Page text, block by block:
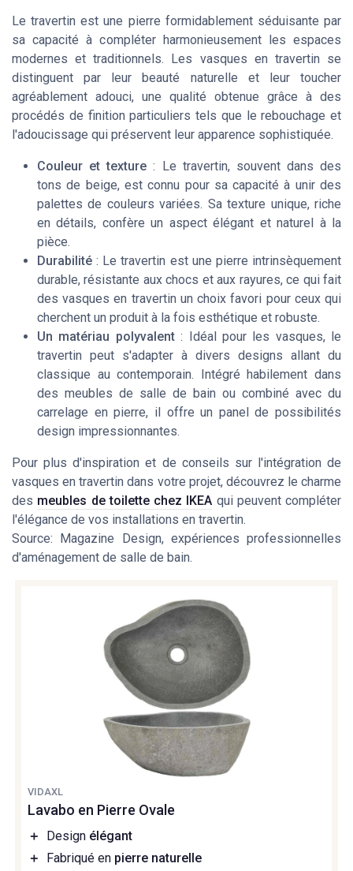
Le travertin est une pierre formidablement séduisante par
sa capacité à compléter harmonieusement les espaces
modernes et traditionnels. Les vasques en travertin se
distinguent par leur beauté naturelle et leur toucher
agréablement adouci, une qualité obtenue grâce à des
procédés de finition particuliers tels que le rebouchage et
l'adoucissage qui préservent leur apparence sophistiquée.
Couleur et texture : Le travertin, souvent dans des
tons de beige, est connu pour sa capacité à unir des
palettes de couleurs variées. Sa texture unique, riche
en détails, confère un aspect élégant et naturel à la
pièce.
Durabilité : Le travertin est une pierre intrinsèquement
durable, résistante aux chocs et aux rayures, ce qui fait
des vasques en travertin un choix favori pour ceux qui
cherchent un produit à la fois esthétique et robuste.
Un matériau polyvalent: Idéal pour les vasques, le
travertin peut s'adapter à divers designs allant du
classique au contemporain. Intégré habilement dans
des meubles de salle de bain ou combiné avec du
carrelage en pierre, il offre un panel de possibilités
design impressionnantes.
Pour plus d'inspiration et de conseils sur l'intégration de
vasques en travertin dans votre projet, découvrez le charme
des meubles de toilette chez IKEA qui peuvent compléter
l'élégance de vos installations en travertin.
Source: Magazine Design, expériences professionnelles
d'aménagement de salle de bain.
VIDAXL
Lavabo en Pierre Ovale
＋ Design élégant
＋
Fabriqué en pierre naturelle